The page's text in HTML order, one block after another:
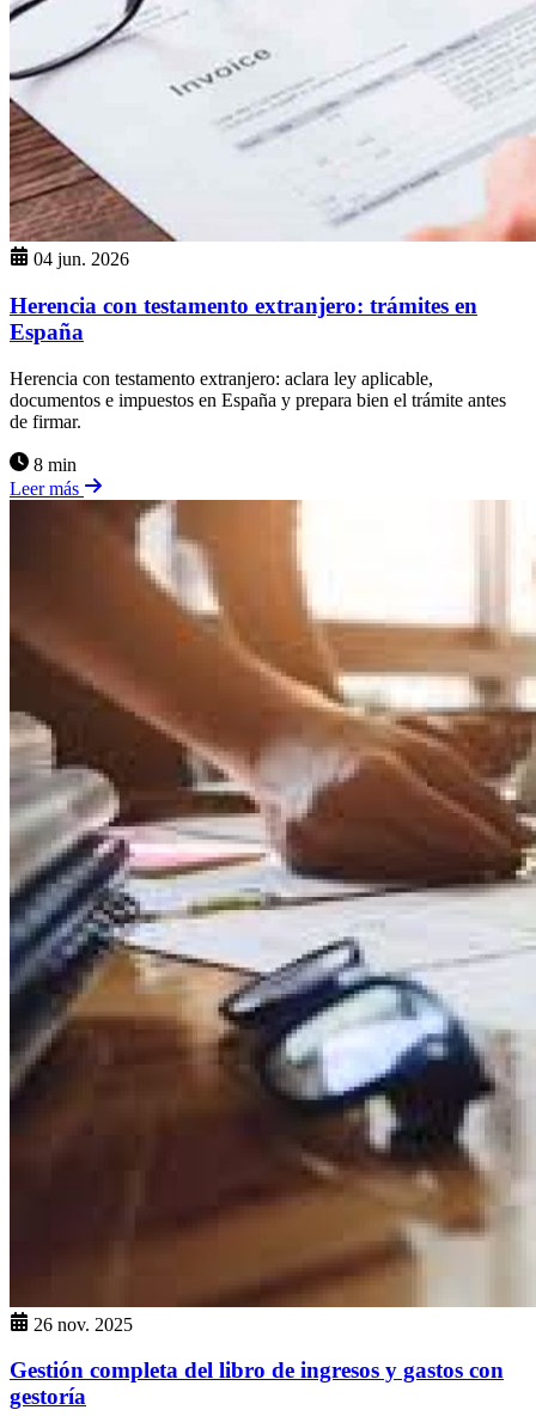
04 jun. 2026
Herencia con testamento extranjero: trámites en
España
Herencia con testamento extranjero: aclara ley aplicable,
documentos e impuestos en España y prepara bien el trámite antes
de firmar.
8 min
Leer más
26 nov. 2025
Gestión completa del libro de ingresos y gastos con
gestoría